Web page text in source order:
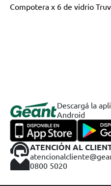
Compotera x 6 de vidrio
Descargá la
Android
ATENCIÓN AL
0800 5020